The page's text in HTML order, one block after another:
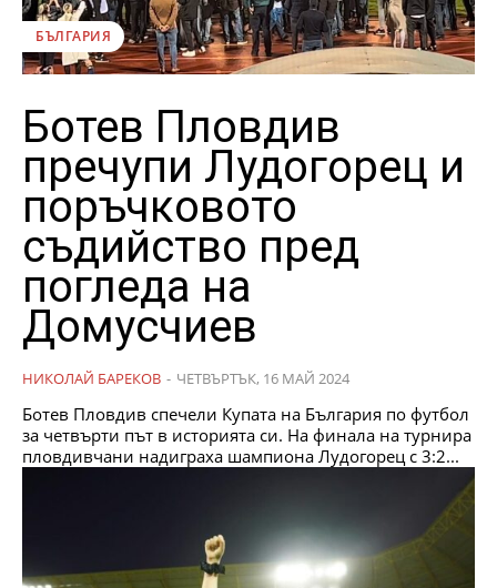
БЪЛГАРИЯ
Ботев Пловдив
пречупи Лудогорец и
поръчковото
съдийство пред
погледа на
Домусчиев
НИКОЛАЙ БАРЕКОВ - ЧЕТВЪРТЪК, 16 МАЙ 2024
Ботев Пловдив спечели Купата на България по футбол
за четвърти път в историята си. На финала на турнира
пловдивчани надиграха шампиона Лудогорец с 3:2...